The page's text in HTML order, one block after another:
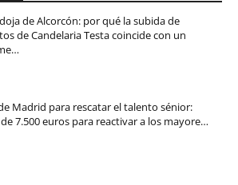
de Alcorcón: por qué la subida de
de Candelaria Testa coincide con un
Madrid para rescatar el talento sénior:
7.500 euros para reactivar a los mayore…